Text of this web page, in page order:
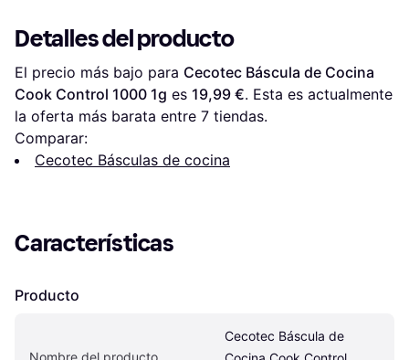
Detalles del producto
El precio más bajo para Cecotec Báscula de Cocina
Cook Control 1000 1g es 19,99 €. Esta es actualmente
la oferta más barata entre 7 tiendas.
Comparar:
Cecotec Básculas de cocina
Características
Producto
Nombre del producto
Cecotec Báscula de